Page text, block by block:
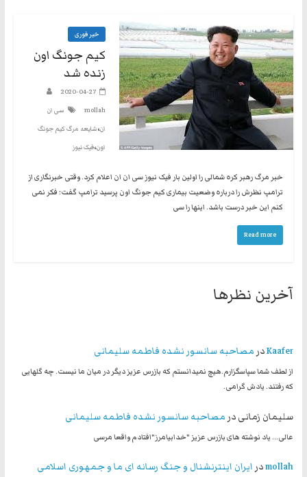
خبر فوری
کیم جونگ اون
زنده شد
2020-04-27
mollah
سی ان
ان،شایعه مرگ کیم جونگ
اون،فیک نیوز
خبر مرگ رهبر کره شمالی را اولین بار فیک نیوز سی ان ان اعلام کرد. وقتی خبرنگاری از
ترامپ نظرش را درباره وضعیت بیماری کیم جونگ اون پرسید ترامپ گفت: فکر نمی
کنم این خبر درست باشد. اینها را سی
Read more
آخرین نظرها
Kaaferدر مصاحبه سانسور نشده فاطمه سلیمانی
از لطف شما سپاسگزارم.هیچ نمیدانستم که بازرس عزیز دیگر در میان ما نیست. چه گلهایی
که رفتند. یادش گرامی.
سلیمان زمانی در مصاحبه سانسور نشده فاطمه سلیمانی
عالی... یاد نوشته های بازرس عزیز "خدابیامرز"افتادم واقعا مرسی
mollahدر ایران اینترنشنال و جنگ رسانه ای ما و جمهوری اسلامی